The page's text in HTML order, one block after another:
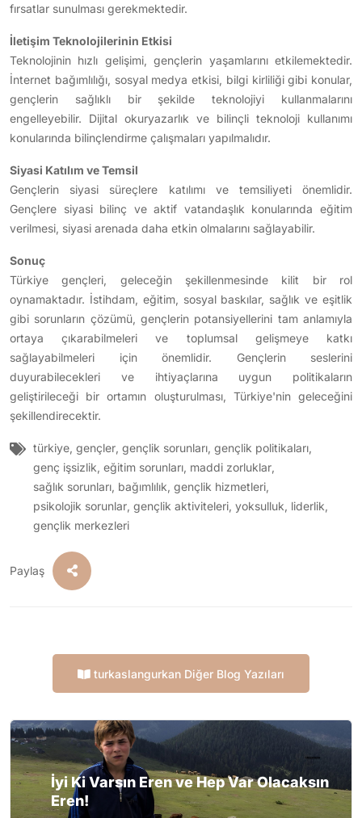
fırsatlar sunulması gerekmektedir.
İletişim Teknolojilerinin Etkisi
Teknolojinin hızlı gelişimi, gençlerin yaşamlarını etkilemektedir.
İnternet bağımlılığı, sosyal medya etkisi, bilgi kirliliği gibi konular,
gençlerin sağlıklı bir şekilde teknolojiyi kullanmalarını
engelleyebilir. Dijital okuryazarlık ve bilinçli teknoloji kullanımı
konularında bilinçlendirme çalışmaları yapılmalıdır.
Siyasi Katılım ve Temsil
Gençlerin siyasi süreçlere katılımı ve temsiliyeti önemlidir.
Gençlere siyasi bilinç ve aktif vatandaşlık konularında eğitim
verilmesi, siyasi arenada daha etkin olmalarını sağlayabilir.
Sonuç
Türkiye gençleri, geleceğin şekillenmesinde kilit bir rol
oynamaktadır. İstihdam, eğitim, sosyal baskılar, sağlık ve eşitlik
gibi sorunların çözümü, gençlerin potansiyellerini tam anlamıyla
ortaya çıkarabilmeleri ve toplumsal gelişmeye katkı
sağlayabilmeleri için önemlidir. Gençlerin seslerini
duyurabilecekleri ve ihtiyaçlarına uygun politikaların
geliştirileceği bir ortamın oluşturulması, Türkiye'nin geleceğini
şekillendirecektir.
türkiye, gençler, gençlik sorunları, gençlik politikaları,
genç işsizlik, eğitim sorunları, maddi zorluklar,
sağlık sorunları, bağımlılık, gençlik hizmetleri,
psikolojik sorunlar, gençlik aktiviteleri, yoksulluk, liderlik,
gençlik merkezleri
Paylaş
turkaslangurkan Diğer Blog Yazıları
İyi Ki Varsın Eren ve Hep Var Olacaksın
Eren!